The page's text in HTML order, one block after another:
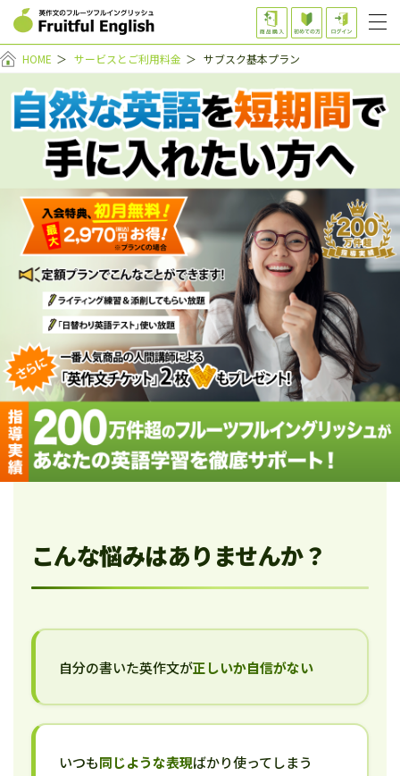
HOME ＞ サービスとご利用料金 ＞ サブスク基本プラン
こんな悩みはありませんか？
自分の書いた英作文が正しいか自信がない
いつも同じような表現ばかり使ってしまう